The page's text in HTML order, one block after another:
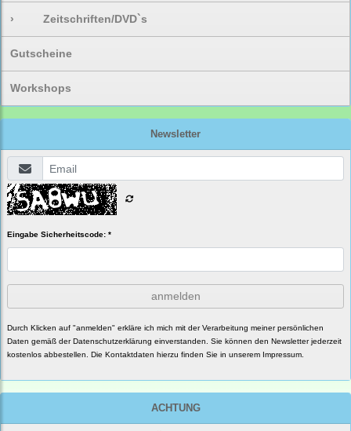
› Zeitschriften/DVD`s
Gutscheine
Workshops
Newsletter
Eingabe Sicherheitscode: *
anmelden
Durch Klicken auf "anmelden" erkläre ich mich mit der Verarbeitung meiner persönlichen
Daten gemäß der Datenschutzerklärung einverstanden. Sie können den Newsletter jederzeit
kostenlos abbestellen. Die Kontaktdaten hierzu finden Sie in unserem Impressum.
ACHTUNG